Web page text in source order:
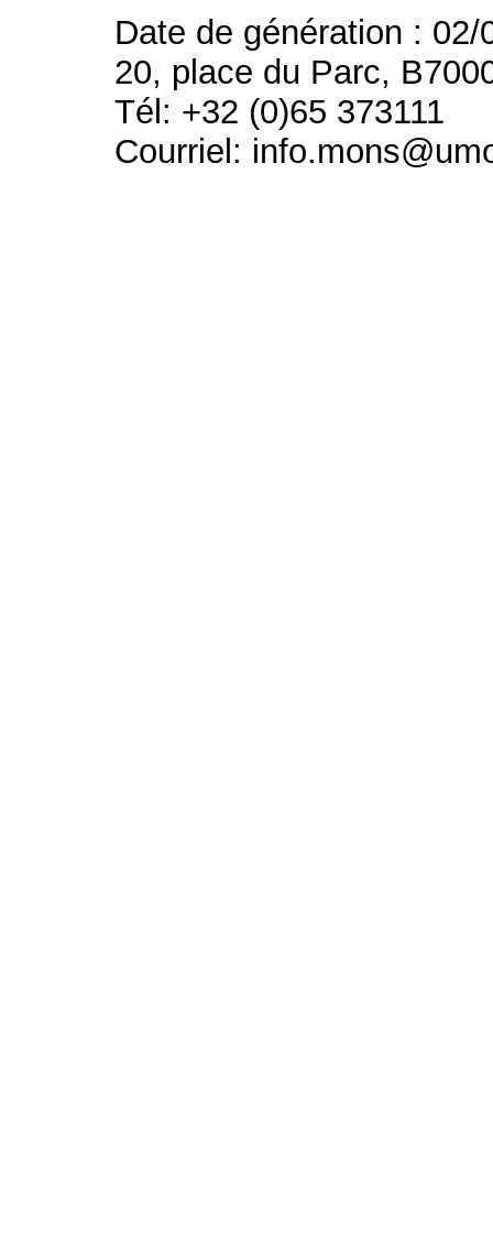
Date de génération : 02/
20, place du Parc,
Tél: +32 (0)65 373111
Courriel: